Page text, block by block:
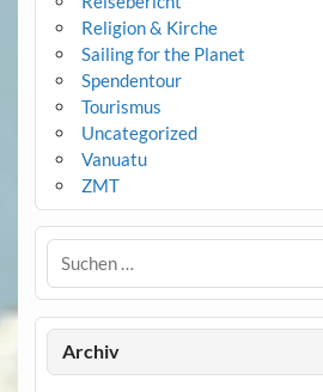
Religion & Kirche
Sailing for the Planet
Spendentour
Tourismus
Uncategorized
Vanuatu
ZMT
Archiv